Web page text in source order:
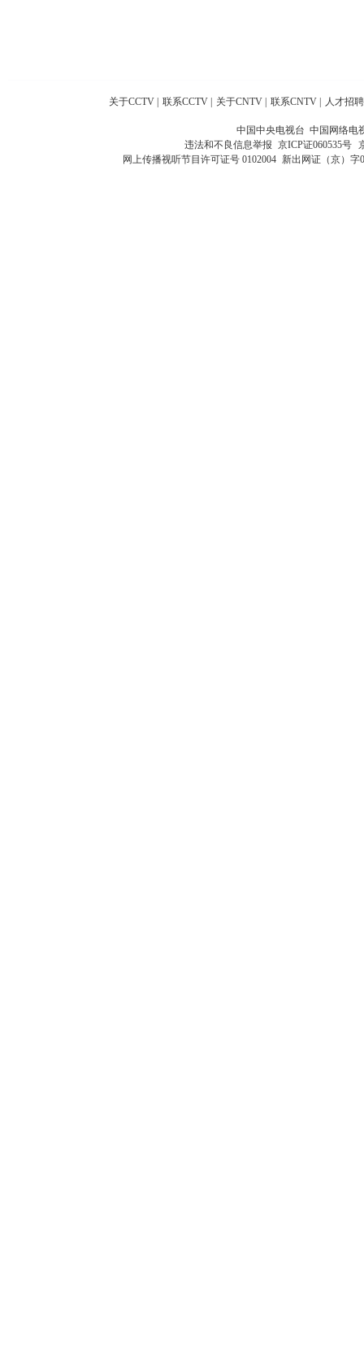
关于CCTV 联系CCTV 关于CNTV 联系CNTV 人才招聘
中国中央电视台 中国网络电
违法和不良信息举报 京ICP证060535号
网上传播视听节目许可证号 0102004 新出网证（京）